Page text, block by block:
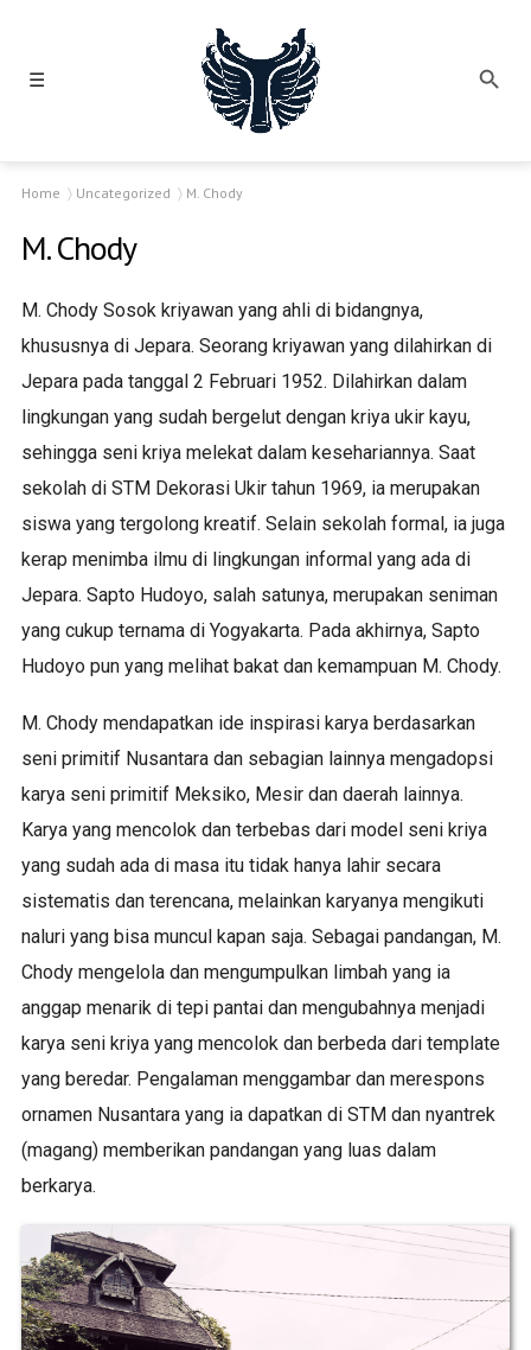
☰
Home Uncategorized M. Chody
M. Chody
M. Chody Sosok kriyawan yang ahli di bidangnya,
khususnya di Jepara. Seorang kriyawan yang dilahirkan di
Jepara pada tanggal 2 Februari 1952. Dilahirkan dalam
lingkungan yang sudah bergelut dengan kriya ukir kayu,
sehingga seni kriya melekat dalam kesehariannya. Saat
sekolah di STM Dekorasi Ukir tahun 1969, ia merupakan
siswa yang tergolong kreatif. Selain sekolah formal, ia juga
kerap menimba ilmu di lingkungan informal yang ada di
Jepara. Sapto Hudoyo, salah satunya, merupakan seniman
yang cukup ternama di Yogyakarta. Pada akhirnya, Sapto
Hudoyo pun yang melihat bakat dan kemampuan M. Chody.
M. Chody mendapatkan ide inspirasi karya berdasarkan
seni primitif Nusantara dan sebagian lainnya mengadopsi
karya seni primitif Meksiko, Mesir dan daerah lainnya.
Karya yang mencolok dan terbebas dari model seni kriya
yang sudah ada di masa itu tidak hanya lahir secara
sistematis dan terencana, melainkan karyanya mengikuti
naluri yang bisa muncul kapan saja. Sebagai pandangan, M.
Chody mengelola dan mengumpulkan limbah yang ia
anggap menarik di tepi pantai dan mengubahnya menjadi
karya seni kriya yang mencolok dan berbeda dari template
yang beredar. Pengalaman menggambar dan merespons
ornamen Nusantara yang ia dapatkan di STM dan nyantrek
(magang) memberikan pandangan yang luas dalam
berkarya.